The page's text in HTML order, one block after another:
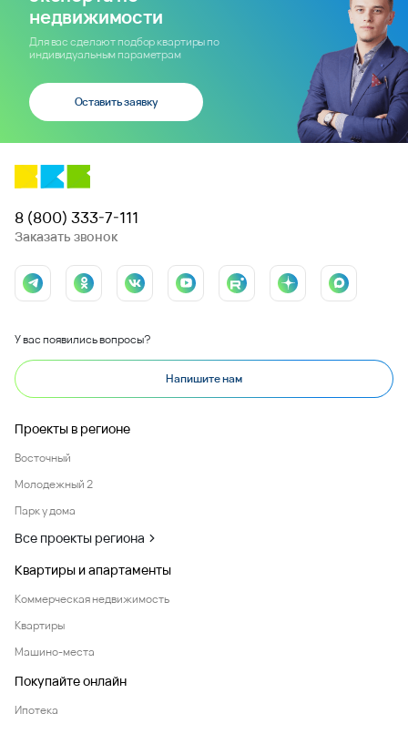
недвижимости
Для вас сделают подбор квартиры по
индивидуальным параметрам
Оставить заявку
8 (800) 333-7-111
Заказать звонок
У вас появились вопросы?
Напишите нам
Проекты в регионе
Восточный
Молодежный 2
Парк у дома
Все проекты региона
Квартиры и апартаменты
Коммерческая недвижимость
Квартиры
Машино-места
Покупайте онлайн
Ипотека